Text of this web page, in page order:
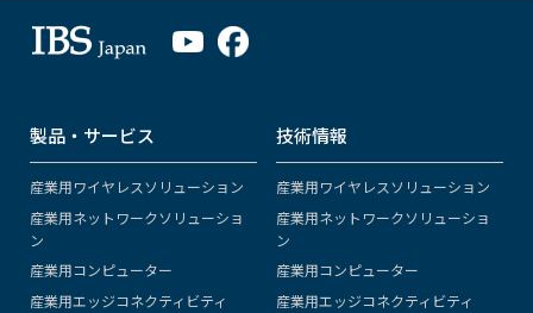
製品・サービス
産業用ワイヤレスソリューション
産業用ネットワークソリューショ
ン
産業用コンピューター
産業用エッジコネクティビティ
技術情報
産業用ワイヤレスソリューション
産業用ネットワークソリューショ
ン
産業用コンピューター
産業用エッジコネクティビティ